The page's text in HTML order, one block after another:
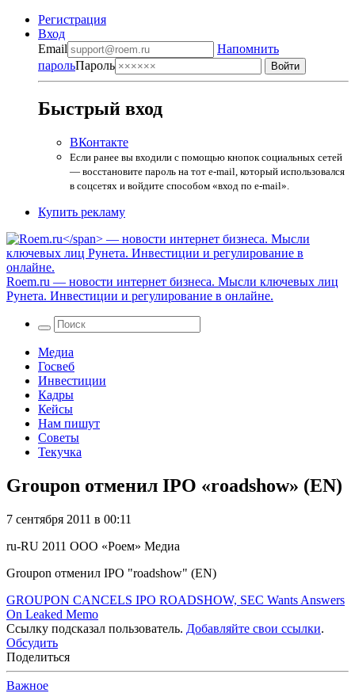
Регистрация
Вход
Email
Напомнить
парольПароль
Быстрый вход
ВКонтакте
Если ранее вы входили с помощью кнопок социальных сетей
— восстановите пароль на тот e-mail, который использовался
в соцсетях и войдите способом «вход по e-mail».
Купить рекламу
Roem.ru — новости интернет бизнеса. Мысли ключевых лиц
Рунета. Инвестиции и регулирование в онлайне.
Медиа
Госвеб
Инвестиции
Кадры
Кейсы
Нам пишут
Советы
Текучка
Groupon отменил IPO «roadshow» (EN)
7 сентября 2011 в 00:11
ru-RU 2011 ООО «Роем» Медиа
Groupon отменил IPO "roadshow" (EN)
GROUPON CANCELS IPO ROADSHOW, SEC Wants Answers
On Leaked Memo
Ссылку подсказал пользователь. Добавляйте свои ссылки.
Обсудить
Поделиться
Важное